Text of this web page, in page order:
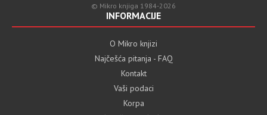
© Mikro knjiga 1984-2026
INFORMACIJE
O Mikro knjizi
Najčešća pitanja - FAQ
Kontakt
Vaši podaci
Korpa